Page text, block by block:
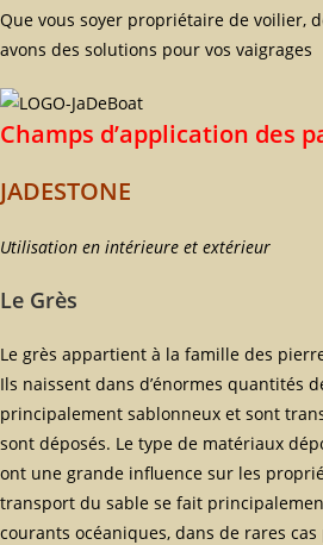
Que vous soyer propriétaire de voilier,
avons des solutions pour vos vaigrages
Champs d’application des
JADESTONE
Utilisation en intérieure et extérieur
Le Grès
Le grès appartient à la famille des
Ils naissent dans d’énormes quantités
principalement sablonneux et sont
sont déposés. Le type de matériaux
ont une grande influence sur les
transport du sable se fait
courants océaniques, dans de rares